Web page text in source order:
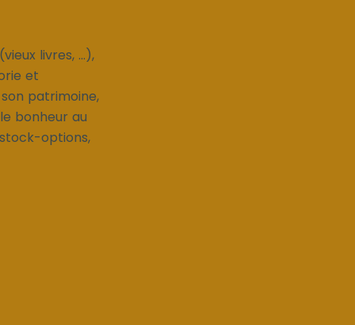
livres, ...),
et
patrimoine,
bonheur au
options,